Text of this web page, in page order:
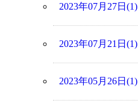
2023年07月27日(1)
2023年07月21日(1)
2023年05月26日(1)